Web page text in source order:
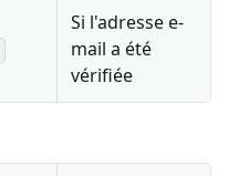
Si l'adresse e-
mail a été
vérifiée